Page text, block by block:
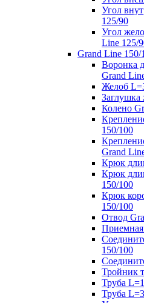
Угол
125/90
Угол
Line 125/
Grand Line 150/
Воронка
Grand
Желоб
Заглушка
Колено
150/100
Grand
Крюк
Крюк
150/100
Крюк
150/100
Отвод
Приемная
150/100
Тройник
Труба
Труба